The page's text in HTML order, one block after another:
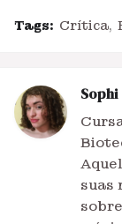
Tags: Crítica
Sophi
suas